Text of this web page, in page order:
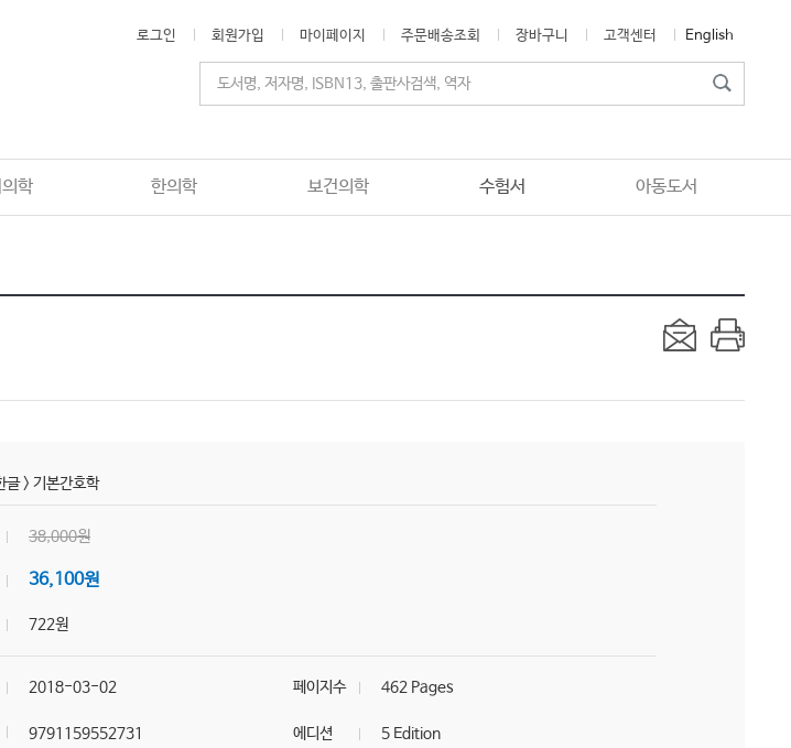
로그인 회원가입 마이페이지 주문배송조회 장바구니 고객센터 English
학 한의학 보건의학 수험서 아동도서
글> 기본간호학
38,000원
36,100원
722원
2018-03-02 페이지수 462 Pages
9791159552731 에디션 5 Edition